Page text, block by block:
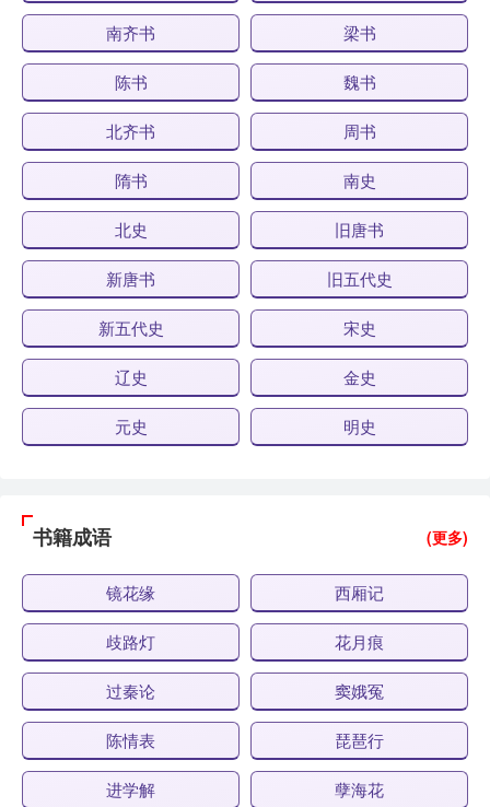
南齐书 梁书
陈书 魏书
北齐书 周书
隋书 南史
北史 旧唐书
新唐书 旧五代史
新五代史 宋史
辽史 金史
元史 明史
书籍成语 (更多)
镜花缘 西厢记
歧路灯 花月痕
过秦论 窦娥冤
陈情表 琵琶行
进学解 孽海花